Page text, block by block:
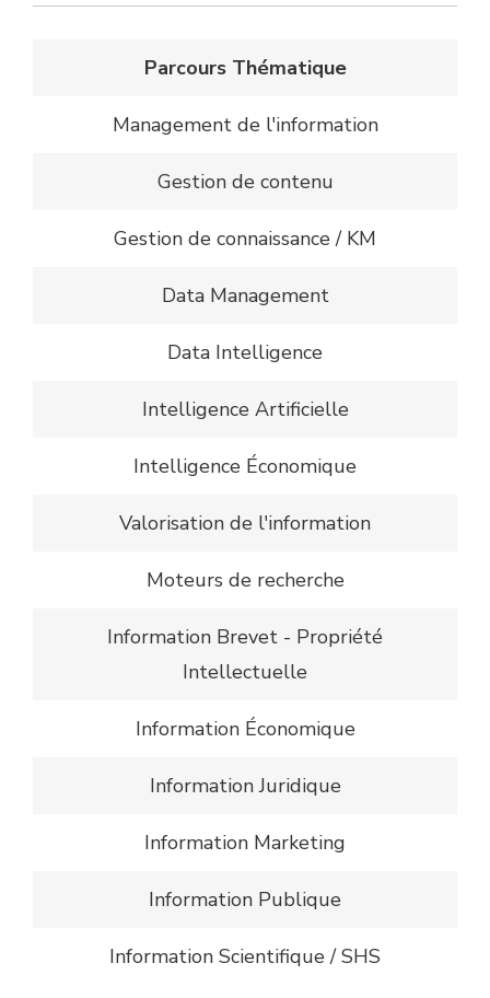
Parcours Thématique
Management de l'information
Gestion de contenu
Gestion de connaissance / KM
Data Management
Data Intelligence
Intelligence Artificielle
Intelligence Économique
Valorisation de l'information
Moteurs de recherche
Information Brevet - Propriété
Intellectuelle
Information Économique
Information Juridique
Information Marketing
Information Publique
Information Scientifique / SHS